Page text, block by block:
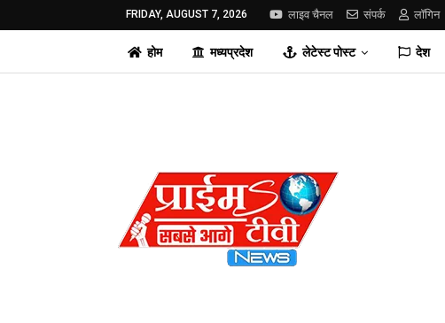
FRIDAY, AUGUST 7, 2026 लाइव चैनल संपर्क लॉगिन
होम मध्यप्रदेश लेटेस्ट पोस्ट देश